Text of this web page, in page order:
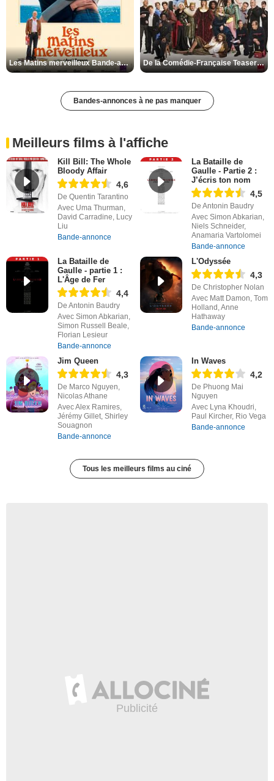
Les Matins merveilleux Bande-annonce VF De la Comédie-Française Teaser VF
Bandes-annonces à ne pas manquer
Meilleurs films à l'affiche
Kill Bill: The Whole
Bloody Affair
4,6
De Quentin Tarantino
Avec Uma Thurman,
David Carradine, Lucy
Liu
Bande-annonce
La Bataille de
Gaulle - Partie 2 :
J’écris ton nom
4,5
De Antonin Baudry
Avec Simon Abkarian,
Niels Schneider,
Anamaria Vartolomei
Bande-annonce
La Bataille de
Gaulle - partie 1 :
L'Âge de Fer
4,4
De Antonin Baudry
Avec Simon Abkarian,
Simon Russell Beale,
Florian Lesieur
Bande-annonce
L'Odyssée
4,3
De Christopher Nolan
Avec Matt Damon, Tom
Holland, Anne
Hathaway
Bande-annonce
Jim Queen
4,3
De Marco Nguyen,
Nicolas Athane
Avec Alex Ramires,
Jérémy Gillet, Shirley
Souagnon
Bande-annonce
In Waves
4,2
De Phuong Mai
Nguyen
Avec Lyna Khoudri,
Paul Kircher, Rio Vega
Bande-annonce
Tous les meilleurs films au ciné